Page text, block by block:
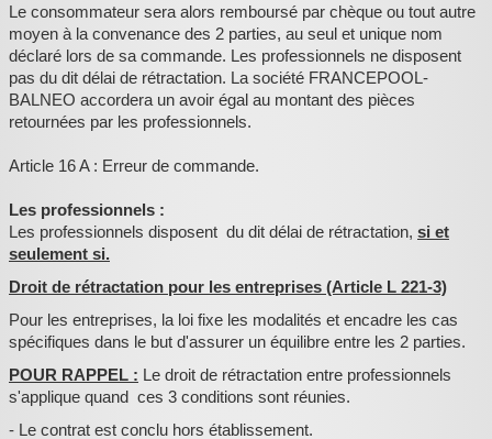
Le consommateur sera alors remboursé par chèque ou tout autre
moyen à la convenance des 2 parties, au seul et unique nom
déclaré lors de sa commande. Les professionnels ne disposent
pas du dit délai de rétractation. La société FRANCEPOOL-
BALNEO accordera un avoir égal au montant des pièces
retournées par les professionnels.
Article 16 A : Erreur de commande.
Les professionnels :
Les professionnels disposent du dit délai de rétractation, si et
seulement si.
Droit de rétractation pour les entreprises (Article L 221-3)
Pour les entreprises, la loi fixe les modalités et encadre les cas
spécifiques dans le but d'assurer un équilibre entre les 2 parties.
POUR RAPPEL : Le droit de rétractation entre professionnels
s'applique quand ces 3 conditions sont réunies.
- Le contrat est conclu hors établissement.